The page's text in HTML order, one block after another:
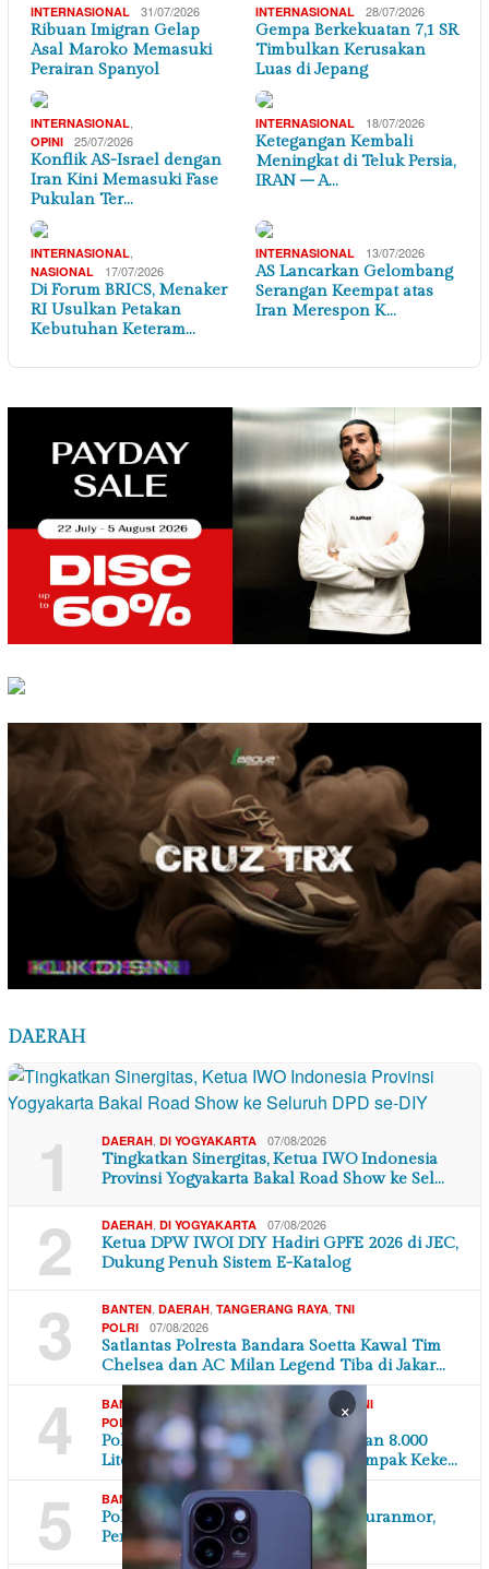
INTERNASIONAL 31/07/2026
Ribuan Imigran Gelap
Asal Maroko Memasuki
Perairan Spanyol
INTERNASIONAL 28/07/2026
Gempa Berkekuatan 7,1 SR
Timbulkan Kerusakan
Luas di Jepang
INTERNASIONAL
OPINI 25/07/2026
Konflik AS-Israel dengan
Iran Kini Memasuki Fase
Pukulan Ter…
INTERNASIONAL 18/07/2026
Ketegangan Kembali
Meningkat di Teluk Persia,
IRAN – A…
INTERNASIONAL
NASIONAL 17/07/2026
Di Forum BRICS, Menaker
RI Usulkan Petakan
Kebutuhan Keteram…
INTERNASIONAL 13/07/2026
AS Lancarkan Gelombang
Serangan Keempat atas
Iran Merespon K…
DAERAH
1 DAERAH DI YOGYAKARTA 07/08/2026
Tingkatkan Sinergitas, Ketua IWO Indonesia
Provinsi Yogyakarta Bakal Road Show ke Sel…
2 DAERAH DI YOGYAKARTA 07/08/2026
Ketua DPW IWOI DIY Hadiri GPFE 2026 di JEC,
Dukung Penuh Sistem E-Katalog
3 BANTEN DAERAH TANGERANG RAYA TNI
POLRI
07/08/2026
Satlantas Polresta Bandara Soetta Kawal Tim
Chelsea dan AC Milan Legend Tiba di Jakar…
4 BANTEN DAERAH ,SOSIAL MASYARAKAT
TNI
POLRI
07/08/2026
Polres Serang Polda Banten Salurkan 8.000
Liter Air Bersih untuk Warga Terdampak Keke…
5 BANTEN , DAERAH 07/08/2026
Polsek Karawaci Tangkap Pelaku Curanmor,
Penadah Ikut Diamankan
×